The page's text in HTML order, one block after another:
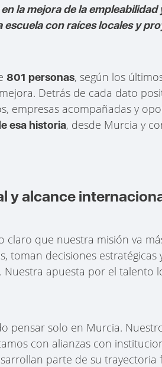
la mejora de la empleabilidad
con raíces locales y
801 personas, según los
Detrás de cada dato
empresas acompañadas y
esa historia, desde Murcia y
y alcance
claro que nuestra misión va
toman decisiones estratégicas
apuesta por el talento
pensar solo en Murcia.
con alianzas con
parte de su trayectoria